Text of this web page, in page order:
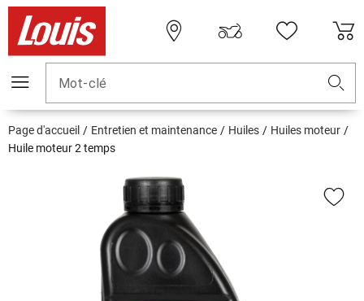
Mot-clé
Page d'accueil Entretien et maintenance Huiles
Huiles moteur
Huile moteur 2 temps